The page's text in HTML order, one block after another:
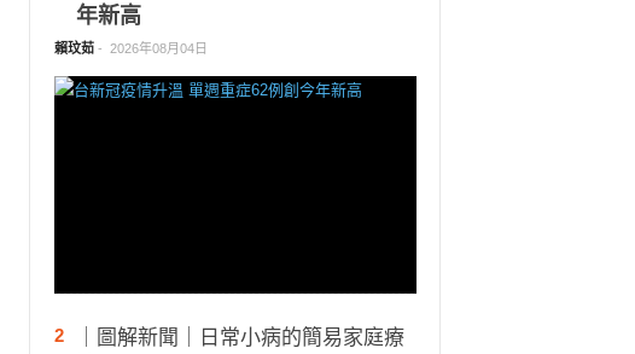
年新高
賴玟茹 - 2026年08月04日
2
｜圖解新聞｜日常小病的簡易家庭療